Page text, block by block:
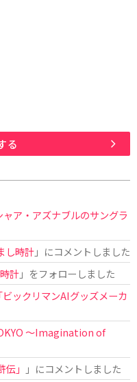
る
ア・アズナブルのサングラ
し時計」にコメントしました
計」をフォローしました
ックリマンAIグッズメーカ
〜Imagination of
」
」にコメントしました